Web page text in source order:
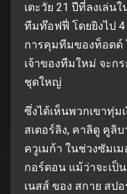
เตะวัย 21 ปีที่ลงเล่น
ทีมท๊อฟฟี่ โดยยิงไป
การคุมทีมของท็อดด์
เจ้าของทีมใหม่ จะก
ชุดใหญ่
ซึ่งได้เห็นพวกเขาทุ่ม
สเตอร์ลิง, คาลิดู คูลิ
ควูเมก้า ในช่วงซัมเ
กอร์ดอน แม้ว่าจะเป็
เนสส์ ของ สกาย สป